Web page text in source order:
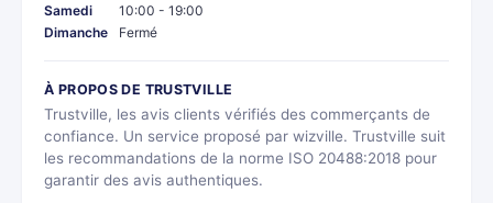
Samedi
10:00 - 19:00
Dimanche
Fermé
À PROPOS DE TRUSTVILLE
Trustville, les avis clients vérifiés des commerçants de
confiance. Un service proposé par wizville. Trustville suit
les recommandations de la norme ISO 20488:2018 pour
garantir des avis authentiques.